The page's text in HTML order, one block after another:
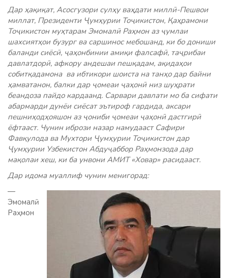
Дар ҳақиқат, Асосгузори сулҳу ваҳдати миллӣ-Пешвои
миллат, Президенти Ҷумҳурии Тоҷикистон, Қаҳрамони
Тоҷикистон муҳтарам Эмомалӣ Раҳмон аз ҷумлаи
шахсиятҳои бузург ва саршинос мебошанд, ки бо дониши
баланди сиёсӣ, ҷаҳонбинии амиқи фалсафӣ, таҷрибаи
давлатдорӣ, афкору андешаи пешқадам, ақидаҳои
собитқадамона ва ибтикори шоиста на танҳо дар байни
ҳамватанон, балки дар ҷомеаи ҷаҳонӣ низ шуҳрати
беандоза пайдо кардаанд. Сарвари давлати мо ба сифати
абармарди дунёи сиёсат эътироф гардида, аксари
пешниҳодҳояшон аз ҷониби ҷомеаи ҷаҳонӣ дастгирӣ
ёфтааст. Чунин ибрози назар намудааст Сафири
Фавқулода ва Мухтори Ҷумҳурии Тоҷикистон дар
Ҷумҳурии Узбекистон Абдуҷаббор Раҳмонзода дар
мақолаи хеш, ки ба унвони АМИТ «Ховар» расидааст.
Дар идома муаллиф чунин менигорад:
—
Эмомалӣ
Раҳмон